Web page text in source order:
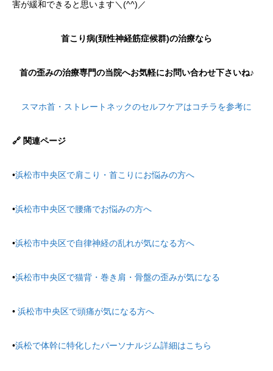
害が緩和できると思います＼(^^)／
首こり病(頚性神経筋症候群)の治療なら
首の歪みの治療専門の当院へお気軽にお問い合わせ下さいね♪
スマホ首・ストレートネックのセルフケアはコチラを参考に
🔗 関連ページ
•浜松市中央区で肩こり・首こりにお悩みの方へ
•浜松市中央区で腰痛でお悩みの方へ
•浜松市中央区で自律神経の乱れが気になる方へ
•浜松市中央区で猫背・巻き肩・骨盤の歪みが気になる
• 浜松市中央区で頭痛が気になる方へ
•浜松で体幹に特化したパーソナルジム詳細はこちら